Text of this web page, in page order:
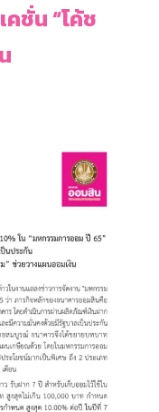
ชั่น “โค้ช